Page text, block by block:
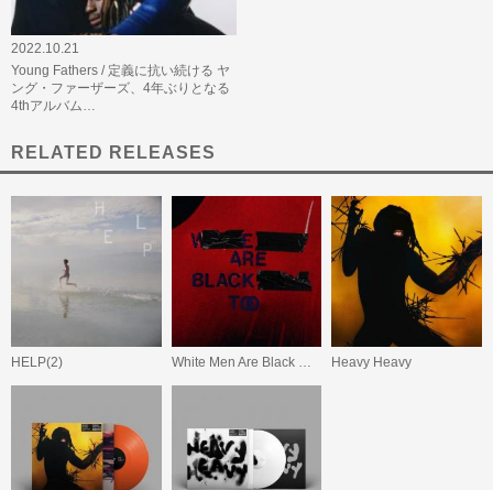
2022.10.21
Young Fathers / 定義に抗い続ける ヤ
ング・ファーザーズ、4年ぶりとなる
4thアルバム…
RELATED RELEASES
HELP(2) White Men Are Black Men Too (10th Anniversary Edition) Heavy Heavy